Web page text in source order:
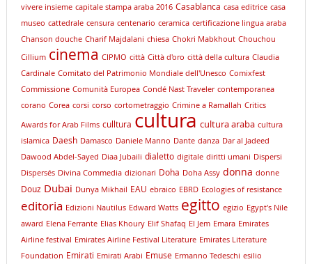
vivere insieme capitale stampa araba 2016 Casablanca casa editrice casa
museo cattedrale censura centenario ceramica certificazione lingua araba
Chanson douche Charif Majdalani chiesa Chokri Mabkhout Chouchou
Cillium cinema CIPMO città Città d'oro città della cultura Claudia
Cardinale Comitato del Patrimonio Mondiale dell'Unesco Comixfest
Commissione Comunità Europea Condé Nast Traveler contemporanea
corano Corea corsi corso cortometraggio Crimine a Ramallah Critics
Awards for Arab Films culltura cultura cultura araba cultura
islamica Daesh Damasco Daniele Manno Dante danza Dar al Jadeed
Dawood Abdel-Sayed Diaa Jubaili dialetto digitale diritti umani Dispersi
Dispersés Divina Commedia dizionari Doha Doha Assy donna donne
Douz Dubai Dunya Mikhail EAU ebraico EBRD Ecologies of resistance
editoria Edizioni Nautilus Edward Watts egitto egizio Egypt's Nile
award Elena Ferrante Elias Khoury Elif Shafaq El Jem Emara Emirates
Airline festival Emirates Airline Festival Literature Emirates Literature
Foundation Emirati Emirati Arabi Emuse Ermanno Tedeschi esilio